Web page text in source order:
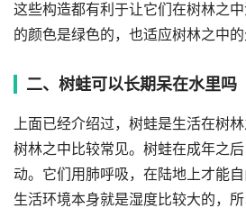
这些构造都有利于让它们在树林之
的颜色是绿色的，也适应树林之中的
二、树蛙可以长期呆在水里吗
上面已经介绍过，树蛙是生活在树
树林之中比较常见。树蛙在成年之
动。它们用肺呼吸，在陆地上才能
生活环境本身就是湿度比较大的，